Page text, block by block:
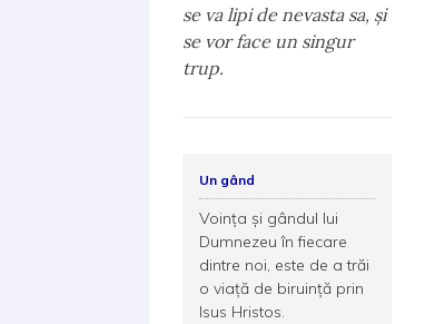
se va lipi de nevasta sa, şi
se vor face un singur
trup.
Un gând
Voinţa şi gândul lui
Dumnezeu în fiecare
dintre noi, este de a trăi
o viaţă de biruinţă prin
Isus Hristos.